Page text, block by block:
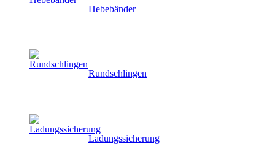
Hebebänder
Rundschlingen
Ladungssicherung